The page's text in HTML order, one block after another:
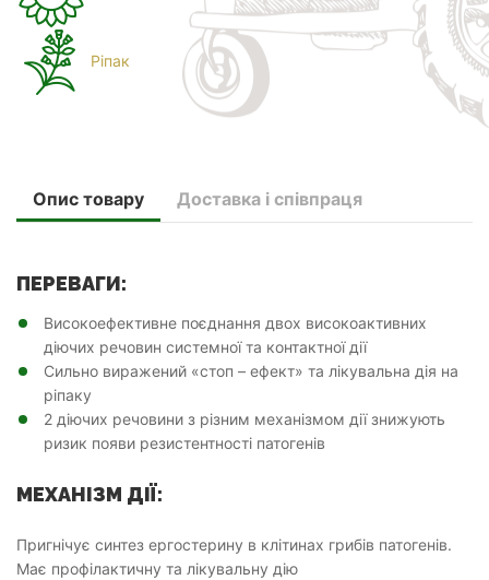
Ріпак
Опис товару Доставка і співпраця
ПЕРЕВАГИ:
Високоефективне поєднання двох високоактивних
діючих речовин системної та контактної дії
Сильно виражений «стоп – ефект» та лікувальна дія на
ріпаку
2 діючих речовини з різним механізмом дії знижують
ризик появи резистентності патогенів
МЕХАНІЗМ ДІЇ:
Пригнічує синтез ергостерину в клітинах грибів патогенів.
Має профілактичну та лікувальну дію